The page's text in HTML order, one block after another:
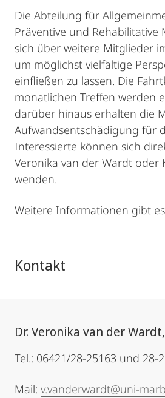
Die Abteilung für
Präventive und Rehabilitative
sich über weitere Mitglieder
um möglichst vielfältige
einfließen zu lassen. Die
monatlichen Treffen werden
darüber hinaus erhalten die
Aufwandsentschädigung für
Interessierte können sich
Veronika van der Wardt oder
wenden.
Weitere Informationen gibt es
Kontakt
Dr. Veronika van der
Tel.: 06421/28-25163 und 28-
Mail: v.vanderwardt@uni-